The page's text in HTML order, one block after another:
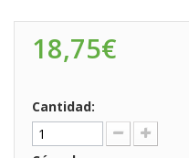
18,75€
Cantidad: